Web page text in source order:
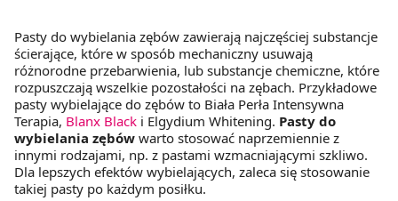
Pasty do wybielania zębów zawierają najczęściej substancje
ścierające, które w sposób mechaniczny usuwają
różnorodne przebarwienia, lub substancje chemiczne, które
rozpuszczają wszelkie pozostałości na zębach. Przykładowe
pasty wybielające do zębów to Biała Perła Intensywna
Terapia, Blanx Black i Elgydium Whitening. Pasty do
wybielania zębów warto stosować naprzemiennie z
innymi rodzajami, np. z pastami wzmacniającymi szkliwo.
Dla lepszych efektów wybielających, zaleca się stosowanie
takiej pasty po każdym posiłku.